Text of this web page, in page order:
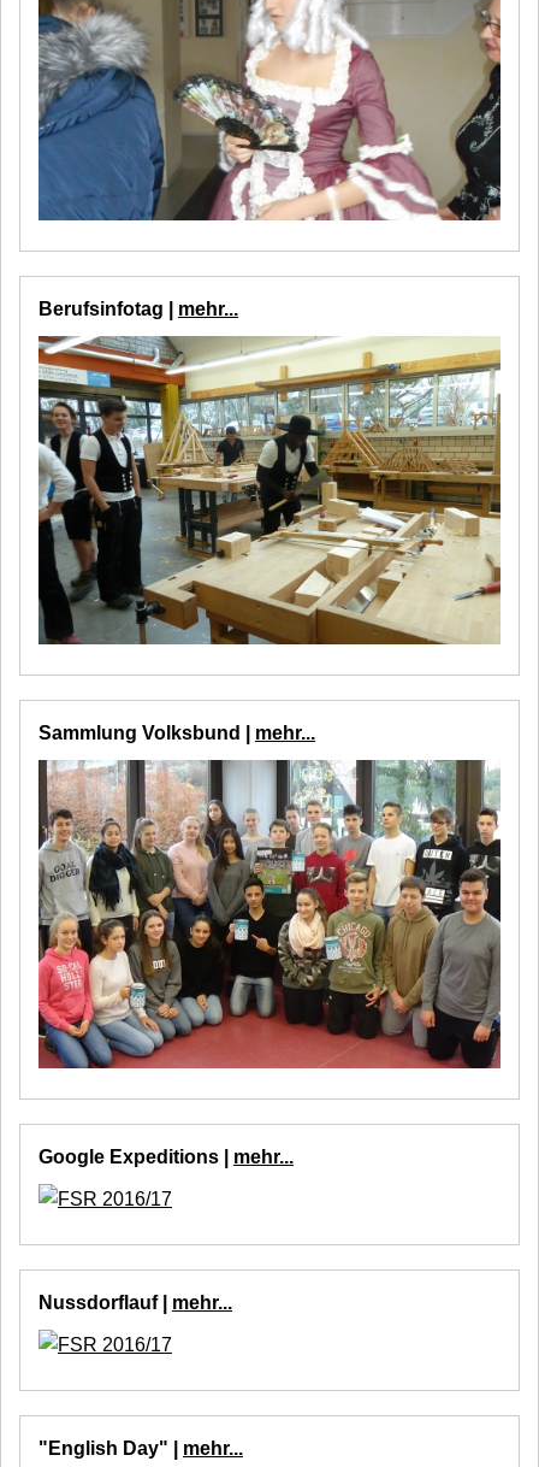
Berufsinfotag | mehr...
Sammlung Volksbund | mehr...
Google Expeditions | mehr...
Nussdorflauf | mehr...
"English Day" | mehr...